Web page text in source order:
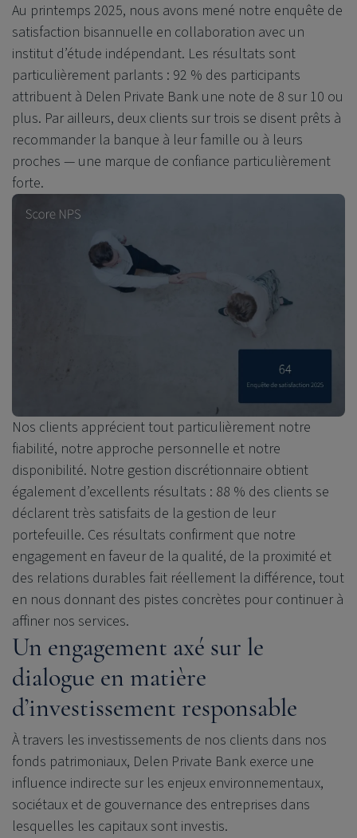
Au printemps 2025, nous avons mené notre enquête de
satisfaction bisannuelle en collaboration avec un
institut d’étude indépendant. Les résultats sont
particulièrement parlants : 92 % des participants
attribuent à Delen Private Bank une note de 8 sur 10 ou
plus. Par ailleurs, deux clients sur trois se disent prêts à
recommander la banque à leur famille ou à leurs
proches — une marque de confiance particulièrement
forte.
Nos clients apprécient tout particulièrement notre
fiabilité, notre approche personnelle et notre
disponibilité. Notre gestion discrétionnaire obtient
également d’excellents résultats : 88 % des clients se
déclarent très satisfaits de la gestion de leur
portefeuille. Ces résultats confirment que notre
engagement en faveur de la qualité, de la proximité et
des relations durables fait réellement la différence, tout
en nous donnant des pistes concrètes pour continuer à
affiner nos services.
Un engagement axé sur le
dialogue en matière
d’investissement responsable
À travers les investissements de nos clients dans nos
fonds patrimoniaux, Delen Private Bank exerce une
influence indirecte sur les enjeux environnementaux,
sociétaux et de gouvernance des entreprises dans
lesquelles les capitaux sont investis.